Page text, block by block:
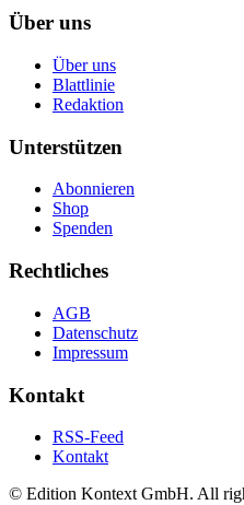
Über uns
Über uns
Blattlinie
Redaktion
Unterstützen
Abonnieren
Shop
Spenden
Rechtliches
AGB
Datenschutz
Impressum
Kontakt
RSS-Feed
Kontakt
© Edition Kontext GmbH. All